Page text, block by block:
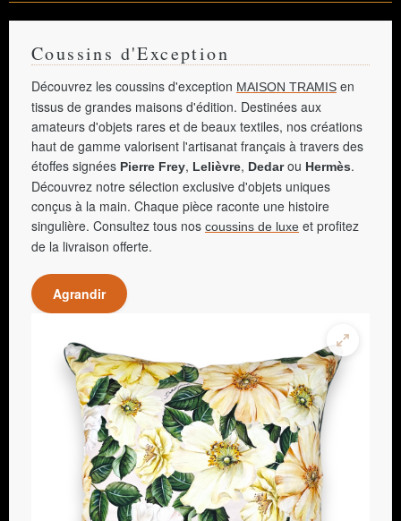
Coussins d'Exception
Découvrez les coussins d'exception MAISON TRAMIS en
tissus de grandes maisons d'édition. Destinées aux
amateurs d'objets rares et de beaux textiles, nos créations
haut de gamme valorisent l'artisanat français à travers des
étoffes signées Pierre Frey, Lelièvre, Dedarou Hermès.
Découvrez notre sélection exclusive d'objets uniques
conçus à la main. Chaque pièce raconte une histoire
singulière. Consultez tous nos coussins de luxe et profitez
de la livraison offerte.
Agrandir